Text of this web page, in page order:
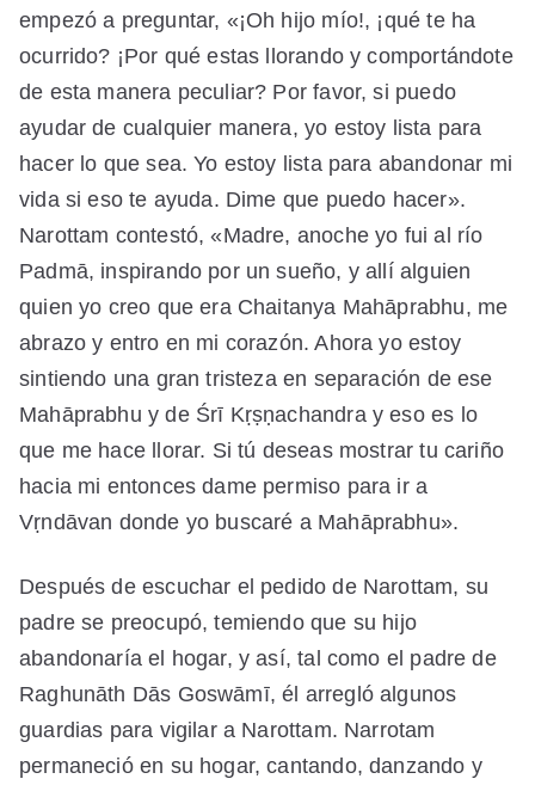
empezó a preguntar, «¡Oh hijo mío!, ¡qué te ha
ocurrido? ¡Por qué estas llorando y comportándote
de esta manera peculiar? Por favor, si puedo
ayudar de cualquier manera, yo estoy lista para
hacer lo que sea. Yo estoy lista para abandonar mi
vida si eso te ayuda. Dime que puedo hacer».
Narottam contestó, «Madre, anoche yo fui al río
Padmā, inspirando por un sueño, y allí alguien
quien yo creo que era Chaitanya Mahāprabhu, me
abrazo y entro en mi corazón. Ahora yo estoy
sintiendo una gran tristeza en separación de ese
Mahāprabhu y de Śrī Kṛṣṇachandra y eso es lo
que me hace llorar. Si tú deseas mostrar tu cariño
hacia mi entonces dame permiso para ir a
Vṛndāvan donde yo buscaré a Mahāprabhu».
Después de escuchar el pedido de Narottam, su
padre se preocupó, temiendo que su hijo
abandonaría el hogar, y así, tal como el padre de
Raghunāth Dās Goswāmī, él arregló algunos
guardias para vigilar a Narottam. Narrotam
permaneció en su hogar, cantando, danzando y